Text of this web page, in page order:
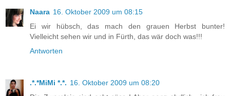
Naara 16. Oktober 2009 um 08:15
Ei wir hübsch, das mach den grauen Herbst bunter!
Vielleicht sehen wir und in Fürth, das wär doch was!!!
Antworten
.*.*MiMi *.*. 16. Oktober 2009 um 08:20